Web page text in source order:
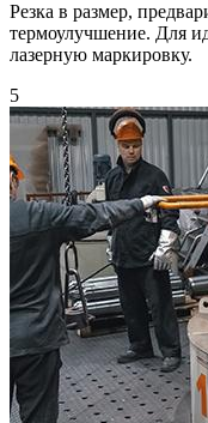
Резка в размер,
термоулучшение. Для
лазерную маркировку.
5